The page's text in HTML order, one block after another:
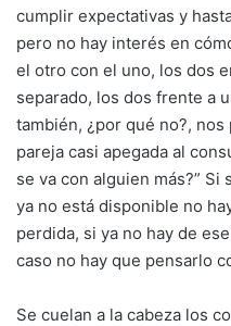
cumplir expectativas y
pero no hay interés en
el otro con el uno, los dos
separado, los dos frente a
también, ¿por qué no?,
pareja casi apegada al
se va con alguien más?”
ya no está disponible no
perdida, si ya no hay de
caso no hay que pensarlo
Se cuelan a la cabeza los